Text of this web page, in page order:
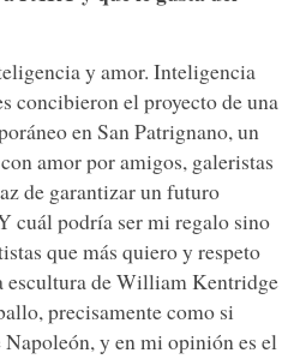
y amor. Inteligencia
concibieron el proyecto de una
en San Patrignano, un
amor por amigos, galeristas
de garantizar un futuro
cuál podría ser mi regalo sino
que más quiero y respeto
escultura de William Kentridge
precisamente como si
y en mi opinión es el